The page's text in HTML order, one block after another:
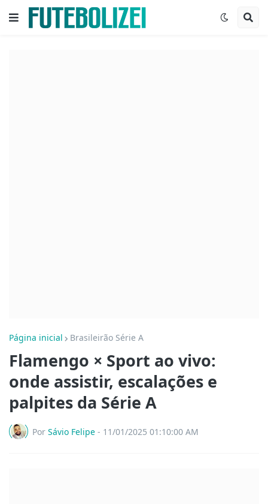
Página inicial Brasileirão Série A
Flamengo × Sport ao vivo:
onde assistir, escalações e
palpites da Série A
Por Sávio Felipe - 11/01/2025 01:10:00 AM